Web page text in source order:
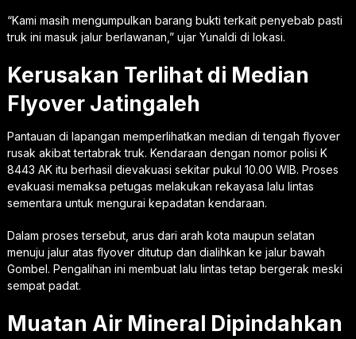
“Kami masih mengumpulkan barang bukti terkait penyebab pasti
truk ini masuk jalur berlawanan,” ujar Yunaldi di lokasi.
Kerusakan Terlihat di Median
Flyover Jatingaleh
Pantauan di lapangan memperlihatkan median di tengah flyover
rusak akibat tertabrak truk. Kendaraan dengan nomor polisi K
8443 AK itu berhasil dievakuasi sekitar pukul 10.00 WIB. Proses
evakuasi memaksa petugas melakukan rekayasa lalu lintas
sementara untuk mengurai kepadatan kendaraan.
Dalam proses tersebut, arus dari arah kota maupun selatan
menuju jalur atas flyover ditutup dan dialihkan ke jalur bawah
Gombel. Pengalihan ini membuat lalu lintas tetap bergerak meski
sempat padat.
Muatan Air Mineral Dipindahkan